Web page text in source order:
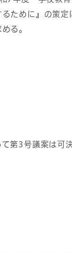
ために』の策定
る。
第3号議案は可